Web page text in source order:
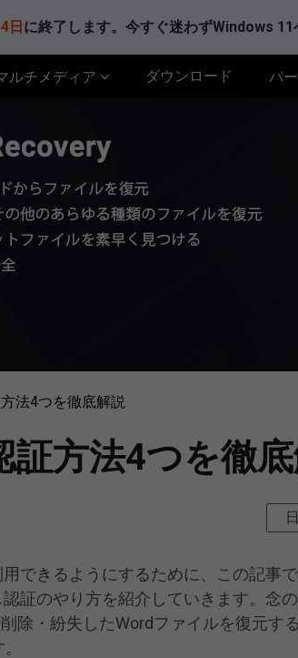
日 に終了します。今すぐ迷わずWindows 11
ルチメディア ダウンロード パ
法4つを徹底解説
証方法4つを徹
できるようにするために、この記事で
証のやり方を紹介していきます。念の
除・紛失したWordファイルを復元す